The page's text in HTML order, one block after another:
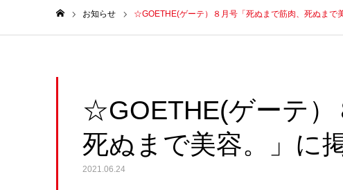
お知らせ ☆GOETHE(ゲーテ）８月号「死ぬまで筋肉、死ぬまで
☆GOETHE(ゲーテ）
死ぬまで美容。」に
2021.06.24